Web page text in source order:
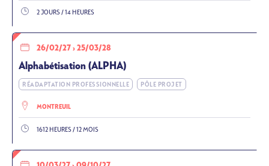
2 JOURS / 14 HEURES
26/02/27 › 25/03/28
Alphabétisation (ALPHA)
RÉADAPTATION PROFESSIONNELLE PÔLE PROJET
MONTREUIL
1612 HEURES / 12 MOIS